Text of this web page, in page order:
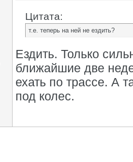
Цитата:
т.е. теперь на ней не ездить?
Ездить. Только
ближайшие две
ехать по трассе. А
под колес.